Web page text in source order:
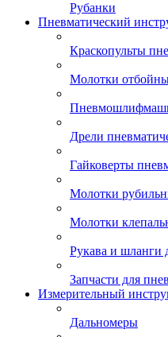
Рубанки
Пневматический
Краскопульты
Молотки
Дрели
Гайковерты
Молотки
Молотки
Рукава и шланги
Запчасти для
Измерительный
Дальномеры